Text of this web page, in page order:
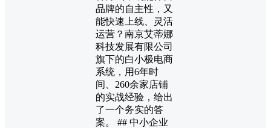
品牌的自主性，又
能快速上线、灵活
运营？南京艾蒂娜
科技发展有限公司
旗下的白小极电商
系统，用6年时
间、260余家店铺
的实战经验，给出
了一个务实的答
案。 ## 中小企业